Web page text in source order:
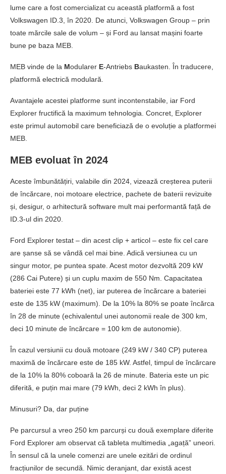
lume care a fost comercializat cu această platformă a fost
Volkswagen ID.3, în 2020. De atunci, Volkswagen Group – prin
toate mărcile sale de volum – și Ford au lansat mașini foarte
bune pe baza MEB.
MEB vinde de la Modularer E-Antriebs Baukasten. În traducere,
platformă electrică modulară.
Avantajele acestei platforme sunt incontenstabile, iar Ford
Explorer fructifică la maximum tehnologia. Concret, Explorer
este primul automobil care beneficiază de o evoluție a platformei
MEB.
MEB evoluat în 2024
Aceste îmbunătățiri, valabile din 2024, vizează creșterea puterii
de încărcare, noi motoare electrice, pachete de baterii revizuite
și, desigur, o arhitectură software mult mai performantă față de
ID.3-ul din 2020.
Ford Explorer testat – din acest clip + articol – este fix cel care
are șanse să se vândă cel mai bine. Adică versiunea cu un
singur motor, pe puntea spate. Acest motor dezvoltă 209 kW
(286 Cai Putere) și un cuplu maxim de 550 Nm. Capacitatea
bateriei este 77 kWh (net), iar puterea de încărcare a bateriei
este de 135 kW (maximum). De la 10% la 80% se poate încărca
în 28 de minute (echivalentul unei autonomii reale de 300 km,
deci 10 minute de încărcare = 100 km de autonomie).
În cazul versiunii cu două motoare (249 kW / 340 CP) puterea
maximă de încărcare este de 185 kW. Astfel, timpul de încărcare
de la 10% la 80% coboară la 26 de minute. Bateria este un pic
diferită, e puțin mai mare (79 kWh, deci 2 kWh în plus).
Minusuri? Da, dar puține
Pe parcursul a vreo 250 km parcurși cu două exemplare diferite
Ford Explorer am observat că tableta multimedia „agață” uneori.
În sensul că la unele comenzi are unele ezitări de ordinul
fracțiunilor de secundă. Nimic deranjant, dar există acest